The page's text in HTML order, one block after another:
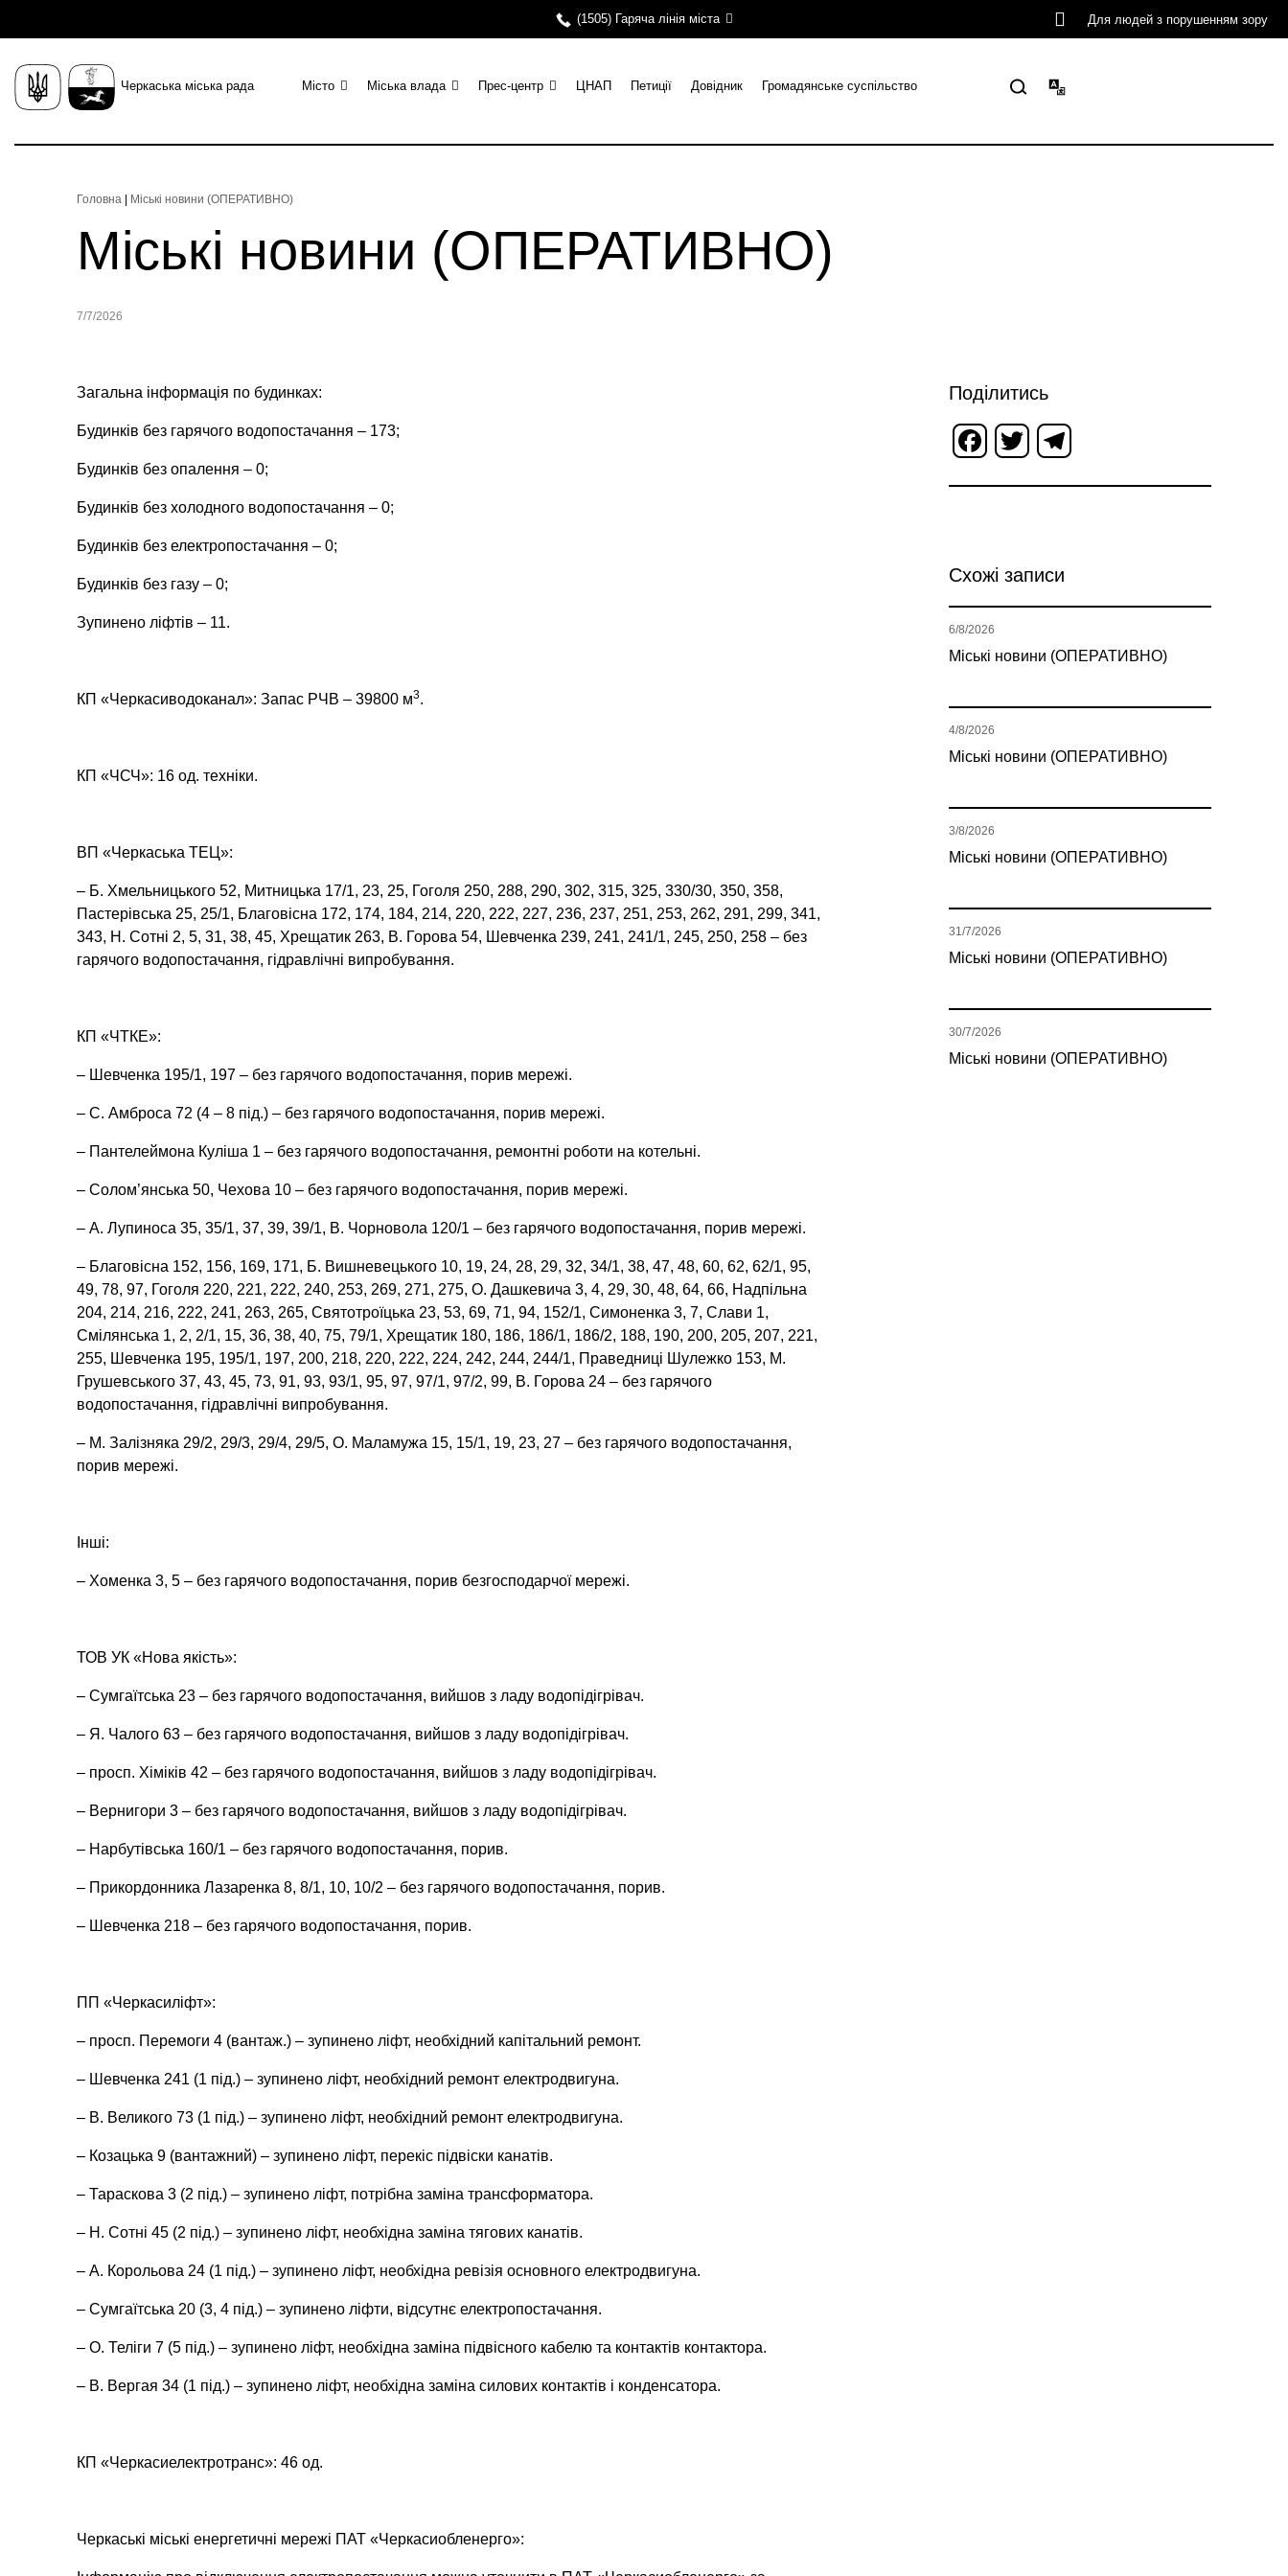
(1505) Гаряча лінія міста Для людей з порушенням зору
Черкаська міська рада Місто Міська влада Прес-центр ЦНАП Петиції Довідник Громадянське суспільство
Головна Міські новини (ОПЕРАТИВНО)
Міські новини (ОПЕРАТИВНО)
7/7/2026
Загальна інформація по будинках:
Будинків без гарячого водопостачання – 173;
Будинків без опалення – 0;
Будинків без холодного водопостачання – 0;
Будинків без електропостачання – 0;
Будинків без газу – 0;
Зупинено ліфтів – 11.
КП «Черкасиводоканал»: Запас РЧВ – 39800 м3.
КП «ЧСЧ»: 16 од. техніки.
ВП «Черкаська ТЕЦ»:
– Б. Хмельницького 52, Митницька 17/1, 23, 25, Гоголя 250, 288, 290, 302, 315, 325, 330/30, 350, 358,
Пастерівська 25, 25/1, Благовісна 172, 174, 184, 214, 220, 222, 227, 236, 237, 251, 253, 262, 291, 299, 341,
343, Н. Сотні 2, 5, 31, 38, 45, Хрещатик 263, В. Горова 54, Шевченка 239, 241, 241/1, 245, 250, 258 – без
гарячого водопостачання, гідравлічні випробування.
КП «ЧТКЕ»:
– Шевченка 195/1, 197 – без гарячого водопостачання, порив мережі.
– С. Амброса 72 (4 – 8 під.) – без гарячого водопостачання, порив мережі.
– Пантелеймона Куліша 1 – без гарячого водопостачання, ремонтні роботи на котельні.
– Солом’янська 50, Чехова 10 – без гарячого водопостачання, порив мережі.
– А. Лупиноса 35, 35/1, 37, 39, 39/1, В. Чорновола 120/1 – без гарячого водопостачання, порив мережі.
– Благовісна 152, 156, 169, 171, Б. Вишневецького 10, 19, 24, 28, 29, 32, 34/1, 38, 47, 48, 60, 62, 62/1, 95,
49, 78, 97, Гоголя 220, 221, 222, 240, 253, 269, 271, 275, О. Дашкевича 3, 4, 29, 30, 48, 64, 66, Надпільна
204, 214, 216, 222, 241, 263, 265, Святотроїцька 23, 53, 69, 71, 94, 152/1, Симоненка 3, 7, Слави 1,
Смілянська 1, 2, 2/1, 15, 36, 38, 40, 75, 79/1, Хрещатик 180, 186, 186/1, 186/2, 188, 190, 200, 205, 207, 221,
255, Шевченка 195, 195/1, 197, 200, 218, 220, 222, 224, 242, 244, 244/1, Праведниці Шулежко 153, М.
Грушевського 37, 43, 45, 73, 91, 93, 93/1, 95, 97, 97/1, 97/2, 99, В. Горова 24 – без гарячого
водопостачання, гідравлічні випробування.
– М. Залізняка 29/2, 29/3, 29/4, 29/5, О. Маламужа 15, 15/1, 19, 23, 27 – без гарячого водопостачання,
порив мережі.
Інші:
– Хоменка 3, 5 – без гарячого водопостачання, порив безгосподарчої мережі.
ТОВ УК «Нова якість»:
– Сумгаїтська 23 – без гарячого водопостачання, вийшов з ладу водопідігрівач.
– Я. Чалого 63 – без гарячого водопостачання, вийшов з ладу водопідігрівач.
– просп. Хіміків 42 – без гарячого водопостачання, вийшов з ладу водопідігрівач.
– Вернигори 3 – без гарячого водопостачання, вийшов з ладу водопідігрівач.
– Нарбутівська 160/1 – без гарячого водопостачання, порив.
– Прикордонника Лазаренка 8, 8/1, 10, 10/2 – без гарячого водопостачання, порив.
– Шевченка 218 – без гарячого водопостачання, порив.
ПП «Черкасиліфт»:
– просп. Перемоги 4 (вантаж.) – зупинено ліфт, необхідний капітальний ремонт.
– Шевченка 241 (1 під.) – зупинено ліфт, необхідний ремонт електродвигуна.
– В. Великого 73 (1 під.) – зупинено ліфт, необхідний ремонт електродвигуна.
– Козацька 9 (вантажний) – зупинено ліфт, перекіс підвіски канатів.
– Тараскова 3 (2 під.) – зупинено ліфт, потрібна заміна трансформатора.
– Н. Сотні 45 (2 під.) – зупинено ліфт, необхідна заміна тягових канатів.
– А. Корольова 24 (1 під.) – зупинено ліфт, необхідна ревізія основного електродвигуна.
– Сумгаїтська 20 (3, 4 під.) – зупинено ліфти, відсутнє електропостачання.
– О. Теліги 7 (5 під.) – зупинено ліфт, необхідна заміна підвісного кабелю та контактів контактора.
– В. Вергая 34 (1 під.) – зупинено ліфт, необхідна заміна силових контактів і конденсатора.
КП «Черкасиелектротранс»: 46 од.
Черкаські міські енергетичні мережі ПАТ «Черкасиобленерго»:
Поділитись
Facebook
Twitter
Схожі записи
Міські новини (ОПЕРАТИВНО)
6/8/2026
Міські новини (ОПЕРАТИВНО)
4/8/2026
Міські новини (ОПЕРАТИВНО)
3/8/2026
Міські новини (ОПЕРАТИВНО)
31/7/2026
Міські новини (ОПЕРАТИВНО)
30/7/2026